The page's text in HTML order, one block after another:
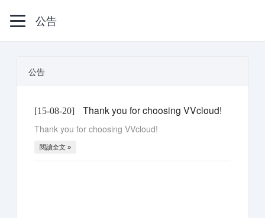
公告
公告
[15-08-20] Thank you for choosing VVcloud!
Thank you for choosing VVcloud!
閱讀全文 »